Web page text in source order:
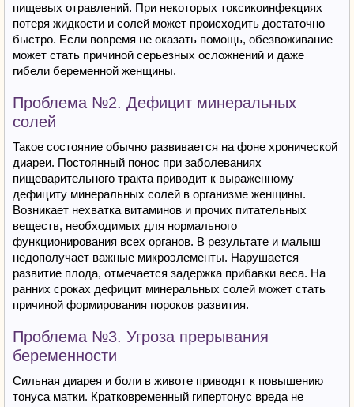
пищевых отравлений. При некоторых токсикоинфекциях
потеря жидкости и солей может происходить достаточно
быстро. Если вовремя не оказать помощь, обезвоживание
может стать причиной серьезных осложнений и даже
гибели беременной женщины.
Проблема №2. Дефицит минеральных
солей
Такое состояние обычно развивается на фоне хронической
диареи. Постоянный понос при заболеваниях
пищеварительного тракта приводит к выраженному
дефициту минеральных солей в организме женщины.
Возникает нехватка витаминов и прочих питательных
веществ, необходимых для нормального
функционирования всех органов. В результате и малыш
недополучает важные микроэлементы. Нарушается
развитие плода, отмечается задержка прибавки веса. На
ранних сроках дефицит минеральных солей может стать
причиной формирования пороков развития.
Проблема №3. Угроза прерывания
беременности
Сильная диарея и боли в животе приводят к повышению
тонуса матки. Кратковременный гипертонус вреда не